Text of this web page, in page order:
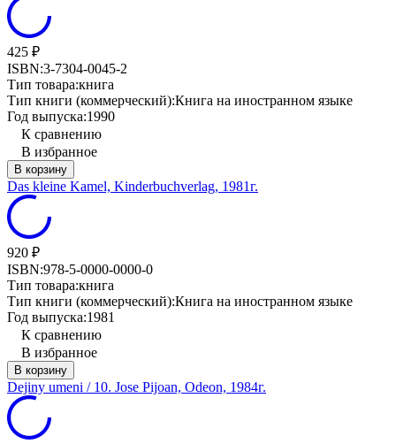
425 ₽
ISBN:3-7304-0045-2
Тип товара:книга
Тип книги (коммерческий):Книга на иностранном языке
Год выпуска:1990
К сравнению
В избранное
В корзину
Das kleine Kamel, Kinderbuchverlag, 1981г.
920 ₽
ISBN:978-5-0000-0000-0
Тип товара:книга
Тип книги (коммерческий):Книга на иностранном языке
Год выпуска:1981
К сравнению
В избранное
В корзину
Dejiny umeni / 10. Jose Pijoan, Odeon, 1984г.